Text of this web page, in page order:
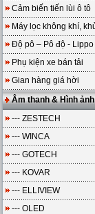
Cảm biến tiến lùi ô tô
Máy lọc không khí,
Độ pô – Pô độ - Lippo
Phụ kiện xe bán tải
Gian hàng giá hời
Âm thanh & Hình ảnh
--- ZESTECH
--- WINCA
--- GOTECH
--- KOVAR
--- ELLIVIEW
--- OLED